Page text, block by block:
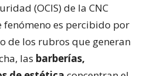
(OCIS) de la CNC
fenómeno es percibido por
de los rubros que generan
las barberías,